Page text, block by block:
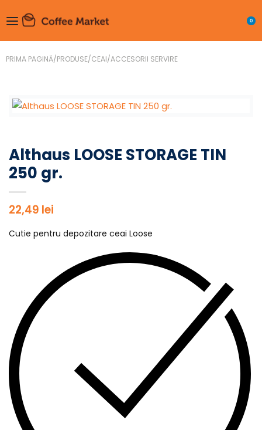
0
PRIMA PAGINĂ/PRODUSE/CEAI/ACCESORII SERVIRE
Althaus LOOSE STORAGE TIN
250 gr.
22,49 lei
Cutie pentru depozitare ceai Loose